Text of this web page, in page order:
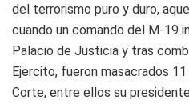
del terrorismo puro y duro,
cuando un comando del M-19
Palacio de Justicia y tras
Ejercito, fueron masacrados
Corte, entre ellos su